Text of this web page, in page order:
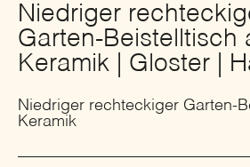
Niedriger
Garten-Beistelltisch
Keramik | Gloster |
Niedriger rechteckiger Garten-
Keramik